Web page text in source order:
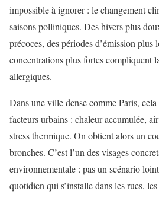
impossible à ignorer : le changement
saisons polliniques. Des hivers plus
précoces, des périodes d’émission plus
concentrations plus fortes compliquent
allergiques.
Dans une ville dense comme Paris, cela
facteurs urbains : chaleur accumulée,
stress thermique. On obtient alors un
bronches. C’est l’un des visages
environnementale : pas un scénario
quotidien qui s’installe dans les rues,